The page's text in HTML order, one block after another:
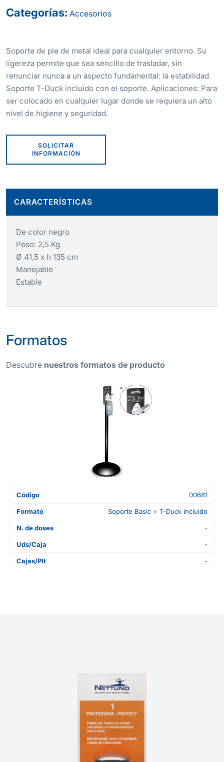
Categorías: Accesorios
Soporte de pie de metal ideal para cualquier entorno. Su
ligereza permite que sea sencillo de trasladar, sin
renunciar nunca a un aspecto fundamental: la estabilidad.
Soporte T-Duck incluido con el soporte. Aplicaciones: Para
ser colocado en cualquier lugar donde se requiera un alto
nivel de higiene y seguridad.
SOLICITAR
INFORMACIÓN
CARACTERÍSTICAS
De color negro
Peso: 2,5 Kg
Ø 41,5 x h 135 cm
Manejable
Estable
Formatos
Descubre nuestros formatos de producto
Código 00681
Formato Soporte Basic + T-Duck incluido
N. de doses -
Uds/Caja -
Cajas/Plt -